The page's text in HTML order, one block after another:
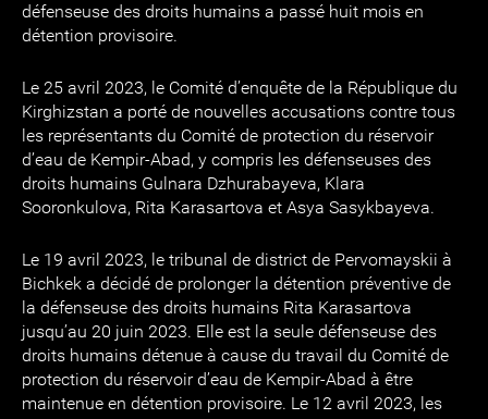
défenseuse des droits humains a passé huit mois en
détention provisoire.
Le 25 avril 2023, le Comité d’enquête de la République du
Kirghizstan a porté de nouvelles accusations contre tous
les représentants du Comité de protection du réservoir
d’eau de Kempir-Abad, y compris les défenseuses des
droits humains Gulnara Dzhurabayeva, Klara
Sooronkulova, Rita Karasartova et Asya Sasykbayeva.
Le 19 avril 2023, le tribunal de district de Pervomayskii à
Bichkek a décidé de prolonger la détention préventive de
la défenseuse des droits humains Rita Karasartova
jusqu’au 20 juin 2023. Elle est la seule défenseuse des
droits humains détenue à cause du travail du Comité de
protection du réservoir d’eau de Kempir-Abad à être
maintenue en détention provisoire. Le 12 avril 2023, les